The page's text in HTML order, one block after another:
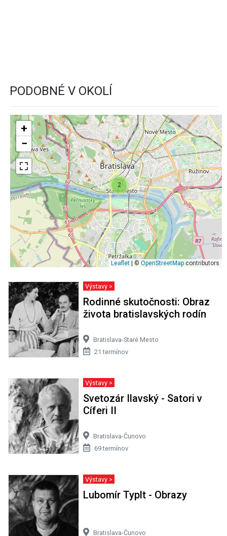
PODOBNÉ V OKOLÍ
2
+
−
Leaflet | © OpenStreetMap contributors
Výstavy >
Rodinné skutočnosti: Obraz
života bratislavských rodín
Bratislava-Staré Mesto
21 termínov
Výstavy >
Svetozár Ilavský - Satori v
Cíferi II
Bratislava-Čunovo
69 termínov
Výstavy >
Lubomír Typlt - Obrazy
Bratislava-Čunovo